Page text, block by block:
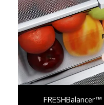
FRESHBalancer™